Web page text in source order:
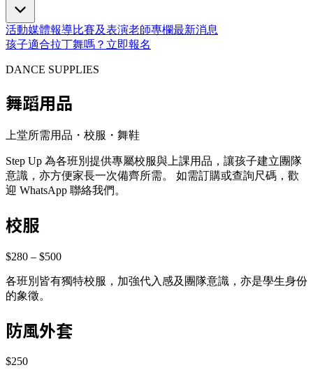
活動媒體報導比賽及表演老師專欄最新消息
孩子適合拉丁舞嗎？ 立即報名
DANCE SUPPLIES
舞蹈用品
上堂所需用品・校服・舞鞋
Step Up 為各班別提供專屬校服與上課用品，讓孩子建立團隊
意識，亦方便家長一次備齊所需。 如需訂購或查詢尺碼，歡
迎 WhatsApp 聯絡我們。
校服
$280 – $500
各班別皆有獨特校服，加強代入感及團隊意識，亦是學生身份
的象徵。
防風外套
$250